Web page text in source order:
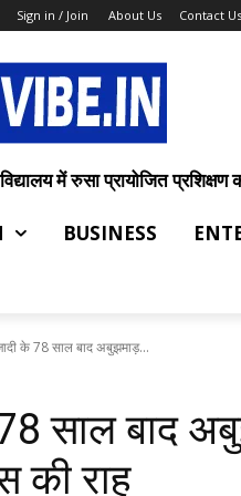
Sign in / Join About Us Contact Us
में रुसा प्रायोजित
BUSINESS
के 78 साल बाद अबुझमाड़...
साल बाद
की राह